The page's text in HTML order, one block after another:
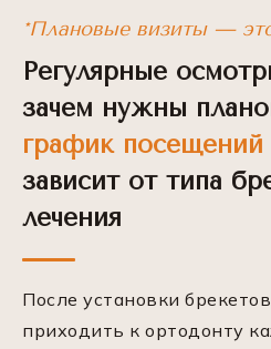
*Плановые визиты —
Регулярные
зачем нужны
график посещений
зависит от типа
лечения
После установки
приходить к ортодонту